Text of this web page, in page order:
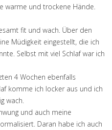
warme und trockene Hände.
fit und wach. Über den
Müdigkeit eingestellt, die ich
Selbst mit viel Schlaf war ich
4 Wochen ebenfalls
komme ich locker aus und ich
wach.
und auch meine
Daran habe ich auch